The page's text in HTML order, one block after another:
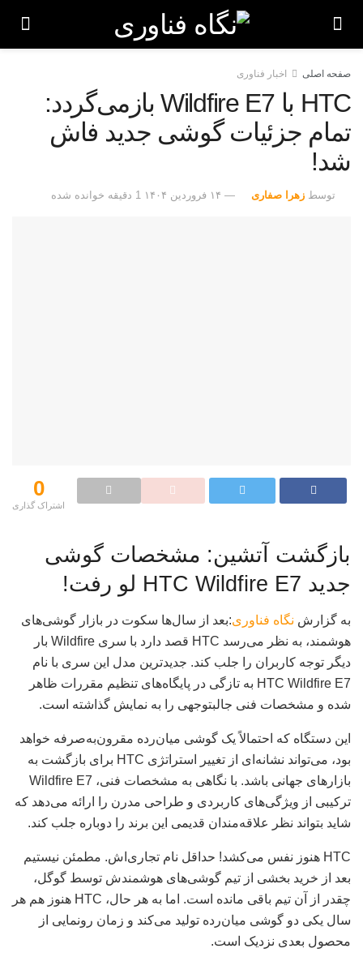
صفحه اصلی اخبار فناوری
HTC با Wildfire E7 بازمی‌گردد:
تمام جزئیات گوشی جدید فاش
شد!
توسط زهرا صفاری ۱۴ فروردین ۱۴۰۴ 1 دقیقه خوانده شده
0
اشتراک گذاری‌
بازگشت آتشین: مشخصات گوشی
جدید HTC Wildfire E7 لو رفت!
به گزارش نگاه فناوری:بعد از سال‌ها سکوت در بازار گوشی‌های
هوشمند، به نظر می‌رسد HTC قصد دارد با سری Wildfire بار
دیگر توجه کاربران را جلب کند. جدیدترین مدل این سری با نام
HTC Wildfire E7 به تازگی در پایگاه‌های تنظیم مقررات ظاهر
شده و مشخصات فنی جالبتوجهی را به نمایش گذاشته است.
این دستگاه که احتمالاً یک گوشی میان‌رده مقرون‌به‌صرفه خواهد
بود، می‌تواند نشانه‌ای از تغییر استراتژی HTC برای بازگشت به
بازارهای جهانی باشد. با نگاهی به مشخصات فنی، Wildfire E7
ترکیبی از ویژگی‌های کاربردی و طراحی مدرن را ارائه می‌دهد که
شاید بتواند نظر علاقه‌مندان قدیمی این برند را دوباره جلب کند.
HTC هنوز نفس می‌کشد! حداقل نام تجاری‌اش. مطمئن نیستیم
بعد از خرید بخشی از تیم گوشی‌های هوشمندش توسط گوگل،
چقدر از آن تیم باقی مانده است. اما به هر حال، HTC هنوز هم هر
سال یکی دو گوشی میان‌رده تولید می‌کند و زمان رونمایی از
محصول بعدی نزدیک است.